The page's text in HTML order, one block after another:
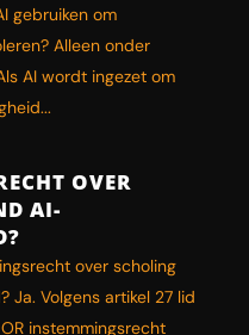
gebruiken om
Alleen onder
AI wordt ingezet om
OVER
AI-
over scholing
Ja. Volgens artikel 27 lid
instemmingsrecht